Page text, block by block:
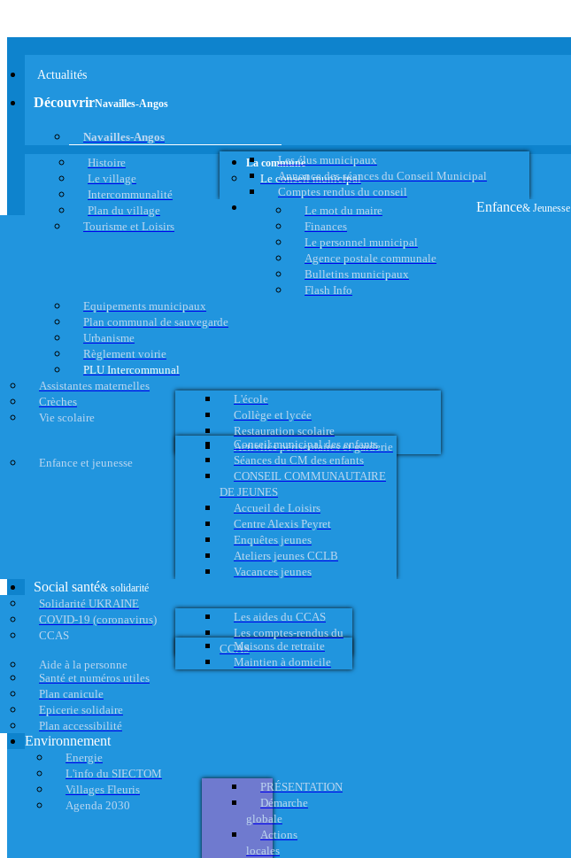
Actualités
DécouvrirNavailles-Angos
Navailles-Angos
Histoire
Le village
Intercommunalité
Plan du village
Tourisme et Loisirs
La commune
Le conseil municipal
Les élus municipaux
Annonce des séances du Conseil Municipal
Comptes rendus du conseil
Le mot du maire
Finances
Le personnel municipal
Agence postale communale
Bulletins municipaux
Flash Info
Equipements municipaux
Plan communal de sauvegarde
Urbanisme
Règlement voirie
PLU Intercommunal
Enfance& Jeunesse
Assistantes maternelles
Crèches
Vie scolaire
L'école
Collège et lycée
Restauration scolaire
Activités périscolaires et garderie
Enfance et jeunesse
Conseil municipal des enfants
Séances du CM des enfants
CONSEIL COMMUNAUTAIRE
DE JEUNES
Accueil de Loisirs
Centre Alexis Peyret
Enquêtes jeunes
Ateliers jeunes CCLB
Vacances jeunes
Social santé& solidarité
Solidarité UKRAINE
COVID-19 (coronavirus)
CCAS
Les aides du CCAS
Les comptes-rendus du
CCAS
Aide à la personne
Maisons de retraite
Maintien à domicile
Santé et numéros utiles
Plan canicule
Epicerie solidaire
Plan accessibilité
Environnement
Energie
L'info du SIECTOM
Villages Fleuris
Agenda 2030
PRÉSENTATION
Démarche
globale
Actions
locales